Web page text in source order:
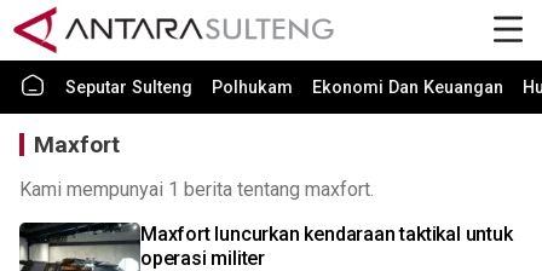
Seputar Sulteng Polhukam Ekonomi Dan Keuangan
Maxfort
Kami mempunyai 1 berita tentang maxfort.
Maxfort luncurkan kendaraan taktikal untuk
operasi militer